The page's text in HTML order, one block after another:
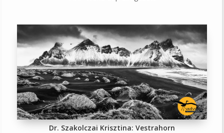
Dr. Szakolczai Krisztina: Vestrahorn